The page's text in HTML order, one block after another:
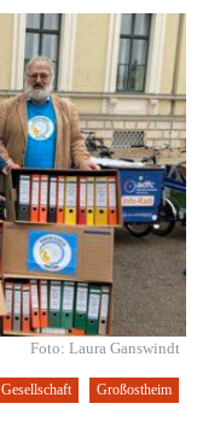
Foto: Laura Ganswindt
Gesellschaft Großostheim